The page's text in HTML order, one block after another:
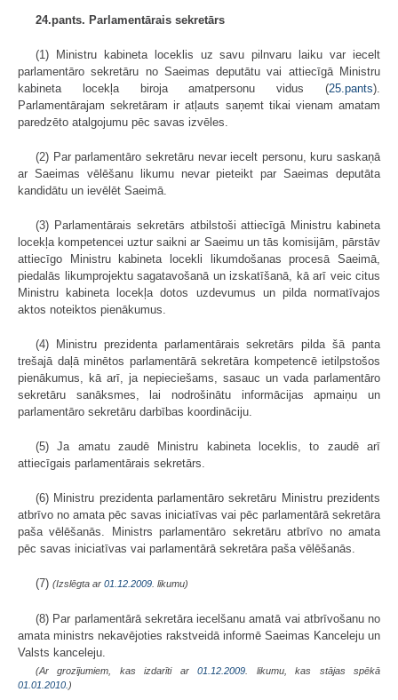
24.pants. Parlamentārais sekretārs
(1) Ministru kabineta loceklis uz savu pilnvaru laiku var iecelt
parlamentāro sekretāru no Saeimas deputātu vai attiecīgā Ministru
kabineta locekļa biroja amatpersonu vidus (25.pants).
Parlamentārajam sekretāram ir atļauts saņemt tikai vienam amatam
paredzēto atalgojumu pēc savas izvēles.
(2) Par parlamentāro sekretāru nevar iecelt personu, kuru saskaņā
ar Saeimas vēlēšanu likumu nevar pieteikt par Saeimas deputāta
kandidātu un ievēlēt Saeimā.
(3) Parlamentārais sekretārs atbilstoši attiecīgā Ministru kabineta
locekļa kompetencei uztur saikni ar Saeimu un tās komisijām, pārstāv
attiecīgo Ministru kabineta locekli likumdošanas procesā Saeimā,
piedalās likumprojektu sagatavošanā un izskatīšanā, kā arī veic citus
Ministru kabineta locekļa dotos uzdevumus un pilda normatīvajos
aktos noteiktos pienākumus.
(4) Ministru prezidenta parlamentārais sekretārs pilda šā panta
trešajā daļā minētos parlamentārā sekretāra kompetencē ietilpstošos
pienākumus, kā arī, ja nepieciešams, sasauc un vada parlamentāro
sekretāru sanāksmes, lai nodrošinātu informācijas apmaiņu un
parlamentāro sekretāru darbības koordināciju.
(5) Ja amatu zaudē Ministru kabineta loceklis, to zaudē arī
attiecīgais parlamentārais sekretārs.
(6) Ministru prezidenta parlamentāro sekretāru Ministru prezidents
atbrīvo no amata pēc savas iniciatīvas vai pēc parlamentārā sekretāra
paša vēlēšanās. Ministrs parlamentāro sekretāru atbrīvo no amata
pēc savas iniciatīvas vai parlamentārā sekretāra paša vēlēšanās.
(7) (Izslēgta ar 01.12.2009 . likumu)
(8) Par parlamentārā sekretāra iecelšanu amatā vai atbrīvošanu no
amata ministrs nekavējoties rakstveidā informē Saeimas Kanceleju un
Valsts kanceleju.
(Ar grozījumiem, kas izdarīti ar01.12.2009 . likumu, kas stājas spēkā
01.01.2010. )